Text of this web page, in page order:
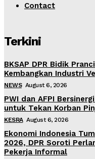
Contact
Terkini
BKSAP DPR Bidik
Kembangkan Industri
NEWS August 6, 2026
PWI dan AFPI
untuk Tekan Korban
KESRA August 6, 2026
Ekonomi Indonesia
2026, DPR Soroti
Pekerja Informal